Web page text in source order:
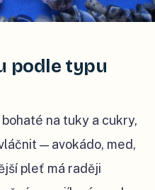
podle typu
na tuky a cukry,
— avokádo, med,
pleť má raději